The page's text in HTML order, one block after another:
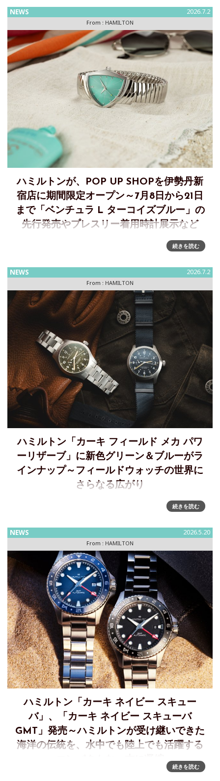
ップアップ「Watch in Style ポップアップストア＆ワークシ
ョップ」に、Omega（オメガ）、Longines（ロンジン）、
Rado（ラドー）、Tissot（ティソ）、Ha
NEWS 2026.7.2
From : HAMILTON
ハミルトンが、POP UP SHOPを伊勢丹新
宿店に期間限定オープン～7月8日から21日
まで「ベンチュラ L ターコイズブルー」の
先行発売やプレスリー着用時計展示など
アメリカンスピリットを体現する＜ハミルトン＞ POP UP
SHOPを伊勢丹新宿店に期間限定オープン伊勢丹新宿店 メン
まで期間限定オープン。「ベンチュラ L ターコイズブルー
続きを読む
NEWS 2026.7.2
From : HAMILTON
ハミルトン「カーキ フィールド メカ パワ
ーリザーブ」に新色グリーン＆ブルーがラ
インナップ～フィールドウォッチの世界に
さらなる広がり
「カーキ フィールド メカ パワーリザーブ」に新色、上質な
グリーンと深みのあるブルーが加わり、フィールドウォッチ
してきた「カーキ フィールド メカ パワーリザーブ
続きを読む
NEWS 2026.5.20
From : HAMILTON
ハミルトン「カーキ ネイビー スキュー
バ」、「カーキ ネイビー スキューバ
GMT」発売～ハミルトンが受け継いできた
海洋の伝統を、水中でも陸上でも活躍する
続きを読む